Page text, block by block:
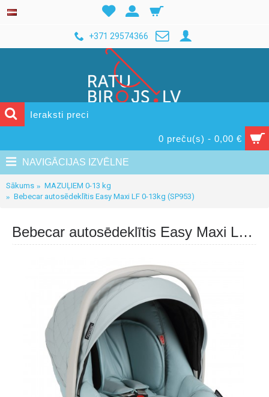
+371 29574366
0 preču(s) - 0,00 €
NAVIGĀCIJAS IZVĒLNE
Sākums
MAZUĻIEM 0-13 kg
Bebecar autosēdeklītis Easy Maxi LF 0-13kg (SP953)
Bebecar autosēdeklītis Easy Maxi LF 0-13kg (SP953)